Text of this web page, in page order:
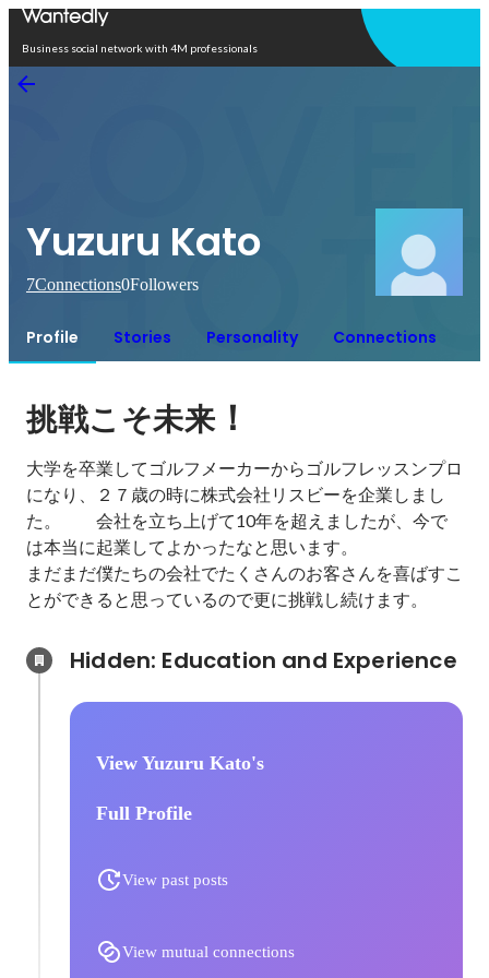
Business social network with 4M professionals
Yuzuru Kato
7Connections0Followers
Profile Stories Personality Connections
挑戦こそ未来！
大学を卒業してゴルフメーカーからゴルフレッスンプロ
になり、２７歳の時に株式会社リスビーを企業しまし
た。　　会社を立ち上げて10年を超えましたが、今で
は本当に起業してよかったなと思います。
まだまだ僕たちの会社でたくさんのお客さんを喜ばすこ
とができると思っているので更に挑戦し続けます。
View Yuzuru Kato's
Full Profile
View past posts
View mutual connections